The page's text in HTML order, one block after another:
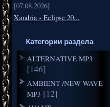
[07.08.2026]
Xandria - Eclipse 20...
Категории раздела
ALTERNATIVE MP3
[146]
AMBIENT /NEW WAVE
MP3 [12]